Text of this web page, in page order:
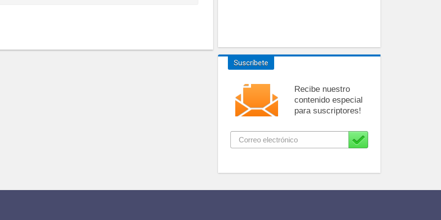
Suscríbete
Recibe nuestro
contenido especial
para suscriptores!